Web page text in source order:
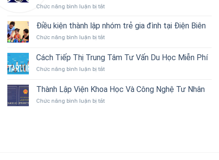
nhiên
thiên
Thuế
Dịch
Kế
Chức năng bình luận bị tắtở
Tục,
Kiện,
Lập
Ty
Tín
Điều kiện thành lập nhóm trẻ gia đình tại Điện Biên
Chức năng bình luận bị tắtở
kiện
thành
lập
trẻ
đình
Cách Tiếp Thị Trung Tâm Tư Vấn Du Học Miễn Phí
Chức năng bình luận bị tắtở
Tiếp
Thị
Trung
Thành Lập Viện Khoa Học Và Công Nghệ Tư Nhân
Chức năng bình luận bị tắtở